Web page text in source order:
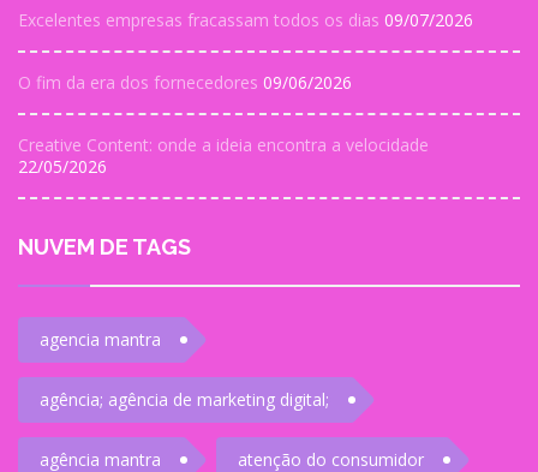
Excelentes empresas fracassam todos os dias 09/07/2026
O fim da era dos fornecedores 09/06/2026
Creative Content: onde a ideia encontra a velocidade
22/05/2026
NUVEM DE TAGS
agencia mantra
agência; agência de marketing digital;
agência mantra atenção do consumidor